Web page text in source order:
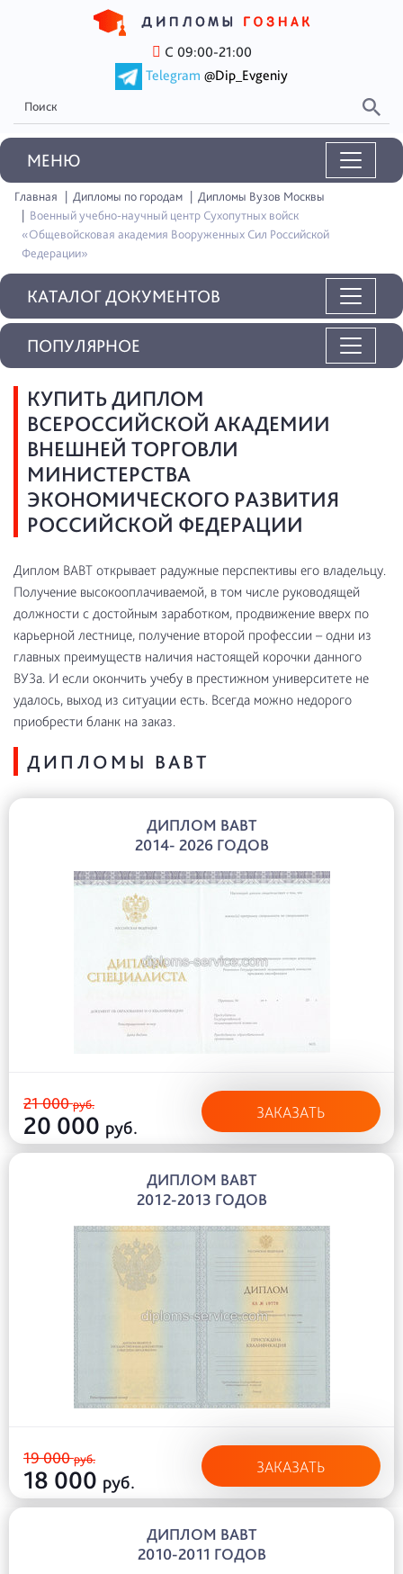
С 09:00-21:00
Telegram @Dip_Evgeniy
MEНЮ
Главная Дипломы по городам
Дипломы Вузов Москвы
Военный учебно-научный центр Сухопутных войск
«Общевойсковая академия Вооруженных Сил Российской
Федерации»
КАТАЛОГ ДОКУМЕНТОВ
КУПИТЬ ДИПЛОМ
ВСЕРОССИЙСКОЙ АКАДЕМИИ
ВНЕШНЕЙ ТОРГОВЛИ
МИНИСТЕРСТВА
ЭКОНОМИЧЕСКОГО РАЗВИТИЯ
РОССИЙСКОЙ ФЕДЕРАЦИИ
Диплом ВАВТ открывает радужные перспективы его владельцу.
Получение высокооплачиваемой, в том числе руководящей
должности с достойным заработком, продвижение вверх по
карьерной лестнице, получение второй профессии – одни из
главных преимуществ наличия настоящей корочки данного
ВУЗа. И если окончить учебу в престижном университете не
удалось, выход из ситуации есть. Всегда можно недорого
приобрести бланк на заказ.
ДИПЛОМЫ ВАВТ
ДИПЛОМ ВАВТ
2014- 2026 ГОДОВ
21 000руб.
20 000 руб.
ЗАКАЗАТЬ
ДИПЛОМ ВАВТ
2012-2013 ГОДОВ
19 000руб.
18 000 руб.
ЗАКАЗАТЬ
ДИПЛОМ ВАВТ
2010-2011 ГОДОВ
ПОПУЛЯРНОЕ